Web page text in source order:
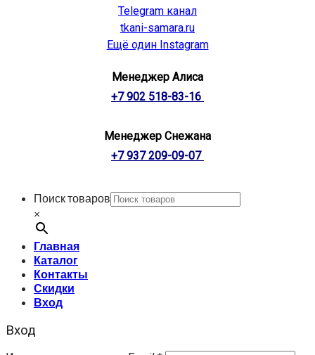
Telegram канал
tkani-samara.ru
Ещё один Instagram
Менеджер Алиса
+7 902 518-83-16
Менеджер Снежана
+7 937 209-09-07
Поиск товаров
×
Главная
Каталог
Контакты
Скидки
Вход
Вход